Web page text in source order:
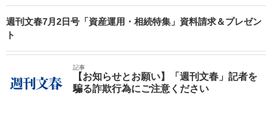
週刊文春7月2日号「資産運用・相続特集」資料請求＆プレゼン
ト
記事
【お知らせとお願い】「週刊文春」記者を
騙る詐欺行為にご注意ください